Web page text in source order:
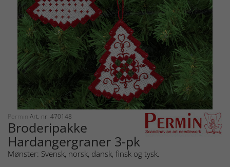
Permin Art. nr: 470148
Broderipakke
Hardangergraner 3-pk
Mønster: Svensk, norsk, dansk, finsk og tysk.